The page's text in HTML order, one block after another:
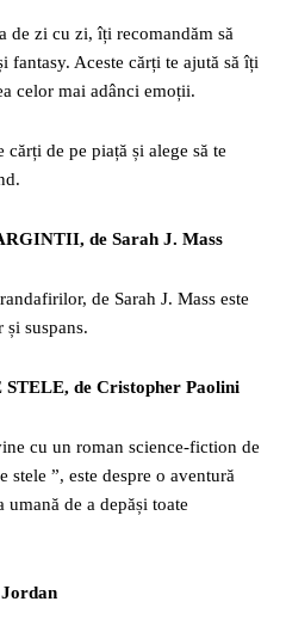
de zi cu zi, îți recomandăm să
fantasy. Aceste cărți te ajută să îți
celor mai adânci emoții.
de pe piață și alege să te
de Sarah J. Mass
de Sarah J. Mass este
suspans.
de Cristopher Paolini
cu un roman science-fiction de
stele ”, este despre o aventură
umană de a depăși toate